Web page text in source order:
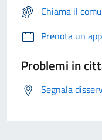
Chiama il
Prenota un
Problemi in
Segnala